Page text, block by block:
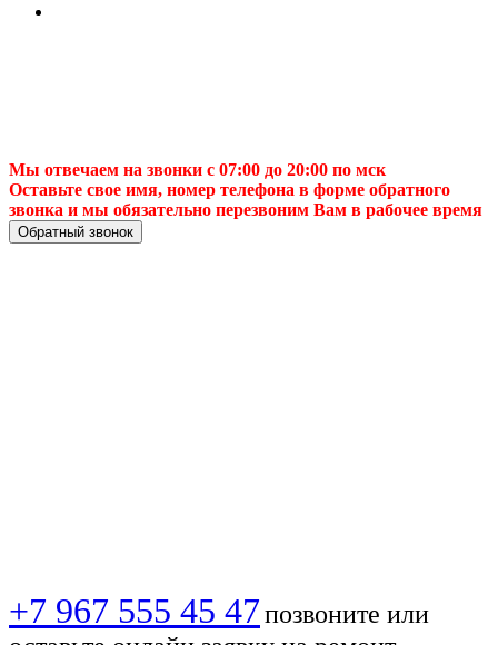
Мы отвечаем на звонки с 07:00 до 20:00 по мск
Оставьте свое имя, номер телефона в форме обратного
звонка и мы обязательно перезвоним Вам в рабочее время
Обратный звонок
+7 967 555 45 47позвоните или